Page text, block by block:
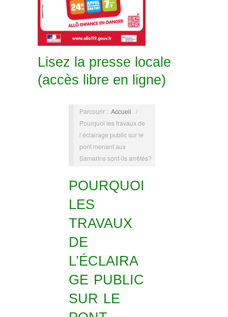
Lisez la presse locale
(accès libre en ligne)
Parcourir : Accueil /
Pourquoi les travaux de
l’éclairage public sur le
pont menant aux
Samarins sont-ils arrêtés?
POURQUOI
LES
TRAVAUX
DE
L’ÉCLAIRA
GE PUBLIC
SUR LE